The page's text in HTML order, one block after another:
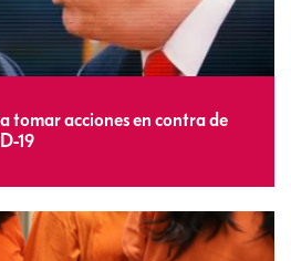
tomar acciones en contra de
19